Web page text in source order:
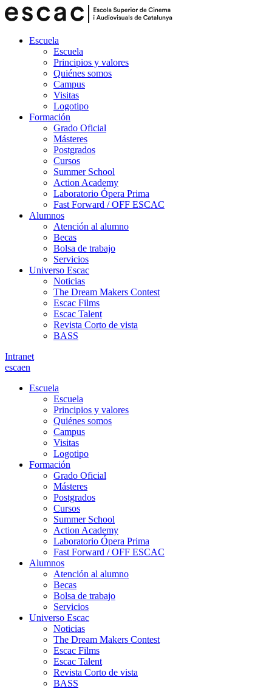
Escuela
Escuela
Principios y valores
Quiénes somos
Campus
Visitas
Logotipo
Formación
Grado Oficial
Másteres
Postgrados
Cursos
Summer School
Action Academy
Laboratorio Ópera Prima
Fast Forward / OFF ESCAC
Alumnos
Atención al alumno
Becas
Bolsa de trabajo
Servicios
Universo Escac
Noticias
The Dream Makers Contest
Escac Films
Escac Talent
Revista Corto de vista
BASS
Intranet
escaen
Escuela
Escuela
Principios y valores
Quiénes somos
Campus
Visitas
Logotipo
Formación
Grado Oficial
Másteres
Postgrados
Cursos
Summer School
Action Academy
Laboratorio Ópera Prima
Fast Forward / OFF ESCAC
Alumnos
Atención al alumno
Becas
Bolsa de trabajo
Servicios
Universo Escac
Noticias
The Dream Makers Contest
Escac Films
Escac Talent
Revista Corto de vista
BASS